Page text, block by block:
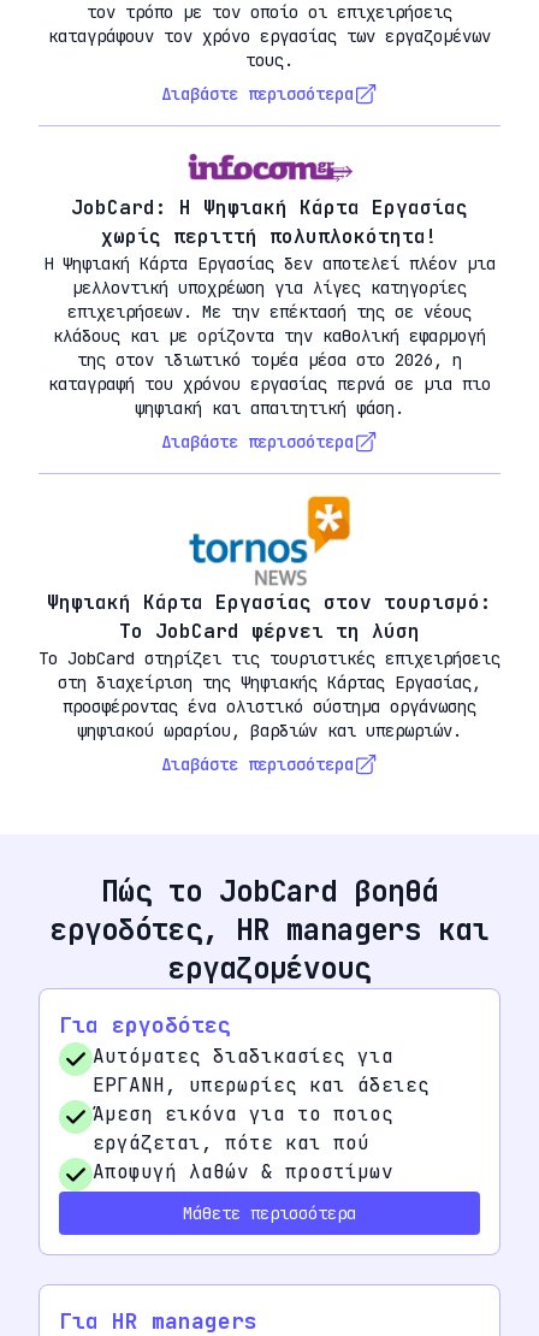
τον τρόπο με τον οποίο οι επιχειρήσεις
καταγράφουν τον χρόνο εργασίας των εργαζομένων
τους.
Διαβάστε περισσότερα
JobCard: Η Ψηφιακή Κάρτα Εργασίας
χωρίς περιττή πολυπλοκότητα!
Η Ψηφιακή Κάρτα Εργασίας δεν αποτελεί πλέον μια
μελλοντική υποχρέωση για λίγες κατηγορίες
επιχειρήσεων. Με την επέκτασή της σε νέους
κλάδους και με ορίζοντα την καθολική εφαρμογή
της στον ιδιωτικό τομέα μέσα στο 2026, η
καταγραφή του χρόνου εργασίας περνά σε μια πιο
ψηφιακή και απαιτητική φάση.
Διαβάστε περισσότερα
Ψηφιακή Κάρτα Εργασίας στον τουρισμό:
Το JobCard φέρνει τη λύση
Το JobCard στηρίζει τις τουριστικές επιχειρήσεις
στη διαχείριση της Ψηφιακής Κάρτας Εργασίας,
προσφέροντας ένα ολιστικό σύστημα οργάνωσης
ψηφιακού ωραρίου, βαρδιών και υπερωριών.
Διαβάστε περισσότερα
Πώς το JobCard βοηθά
εργοδότες, HR managers και
εργαζομένους
Για εργοδότες
Αυτόματες διαδικασίες για
ΕΡΓΑΝΗ, υπερωρίες και άδειες
Άμεση εικόνα για το ποιος
εργάζεται, πότε και πού
Αποφυγή λαθών & προστίμων
Μάθετε περισσότερα
Για HR managers